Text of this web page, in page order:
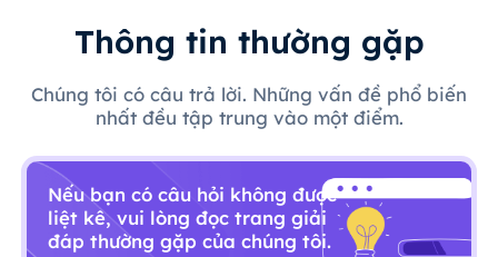
Thông tin thường gặp
Chúng tôi có câu trả lời. Những vấn đề phổ biến
nhất đều tập trung vào một điểm.
Nếu bạn có câu hỏi không được
liệt kê, vui lòng đọc trang giải
đáp thường gặp của chúng tôi.